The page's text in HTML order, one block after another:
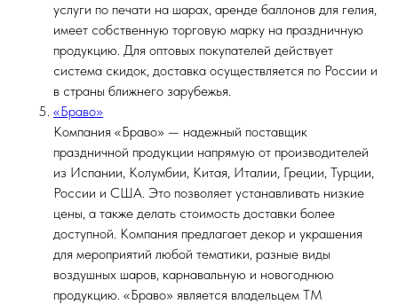
услуги по печати на шарах, аренде баллонов для гелия,
имеет собственную торговую марку на праздничную
продукцию. Для оптовых покупателей действует
система скидок, доставка осуществляется по России и
в страны ближнего зарубежья.
«Браво»
Компания «Браво» — надежный поставщик
праздничной продукции напрямую от производителей
из Испании, Колумбии, Китая, Италии, Греции, Турции,
России и США. Это позволяет устанавливать низкие
цены, а также делать стоимость доставки более
доступной. Компания предлагает декор и украшения
для мероприятий любой тематики, разные виды
воздушных шаров, карнавальную и новогоднюю
продукцию. «Браво» является владельцем ТМ